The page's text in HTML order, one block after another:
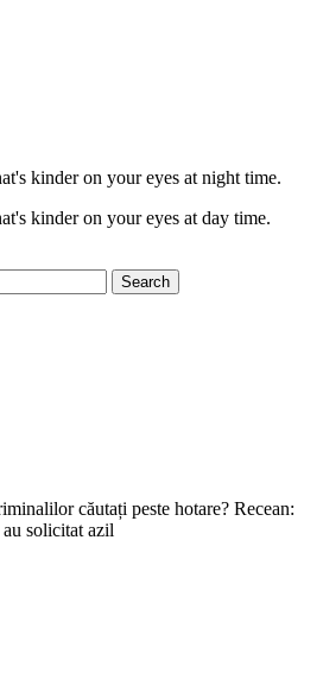
kinder on your eyes at night time.
kinder on your eyes at day time.
Search
căutați peste hotare? Recean:
solicitat azil